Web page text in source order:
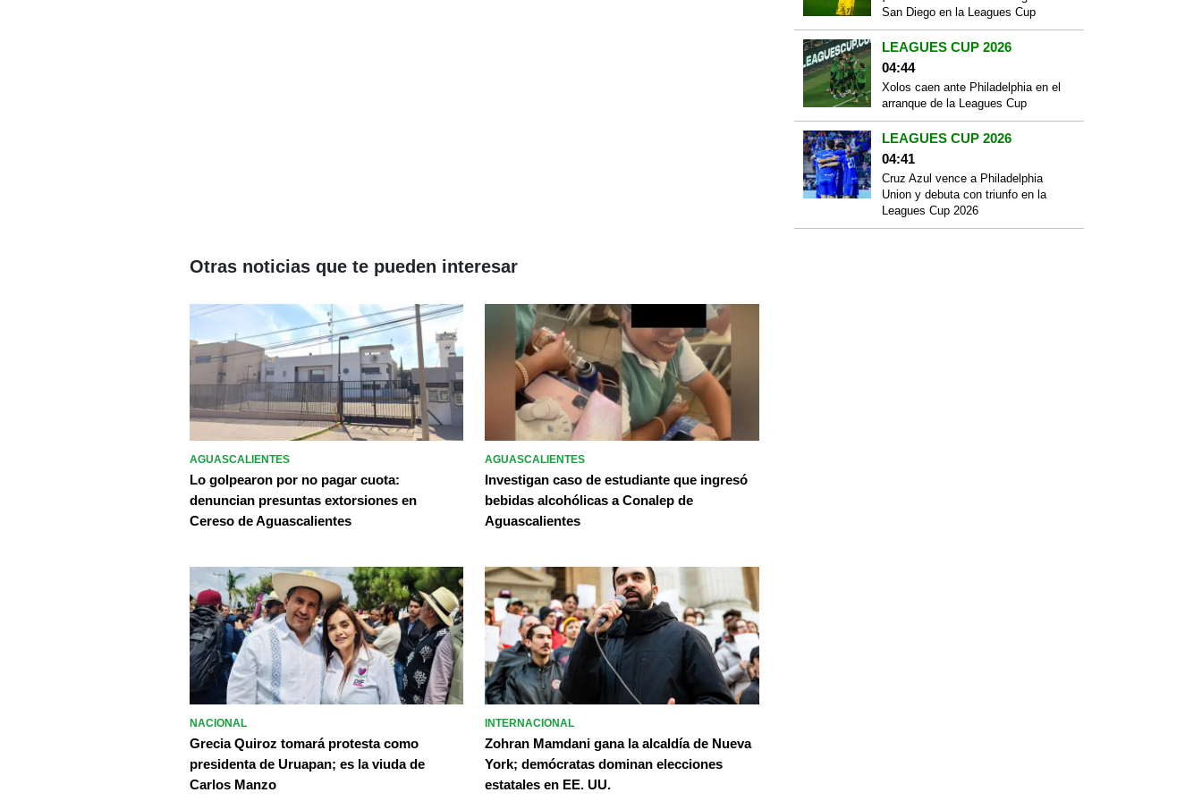
San Diego en la Leagues Cup
LEAGUES CUP 2026
04:44
Xolos caen ante Philadelphia en el
arranque de la Leagues Cup
LEAGUES CUP 2026
04:41
Cruz Azul vence a Philadelphia
Union y debuta con triunfo en la
Leagues Cup 2026
Otras noticias que te pueden interesar
AGUASCALIENTES
Lo golpearon por no pagar cuota:
denuncian presuntas extorsiones en
Cereso de Aguascalientes
AGUASCALIENTES
Investigan caso de estudiante que ingresó
bebidas alcohólicas a Conalep de
Aguascalientes
NACIONAL
Grecia Quiroz tomará protesta como
presidenta de Uruapan; es la viuda de
Carlos Manzo
INTERNACIONAL
Zohran Mamdani gana la alcaldía de Nueva
York; demócratas dominan elecciones
estatales en EE. UU.